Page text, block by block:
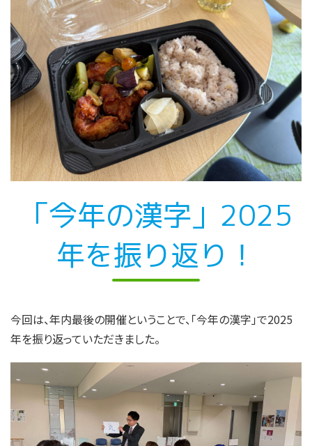
「今年の漢字」2025
年を振り返り！
今回は、年内最後の開催ということで、「今年の漢字」で2025
年を振り返っていただきました。